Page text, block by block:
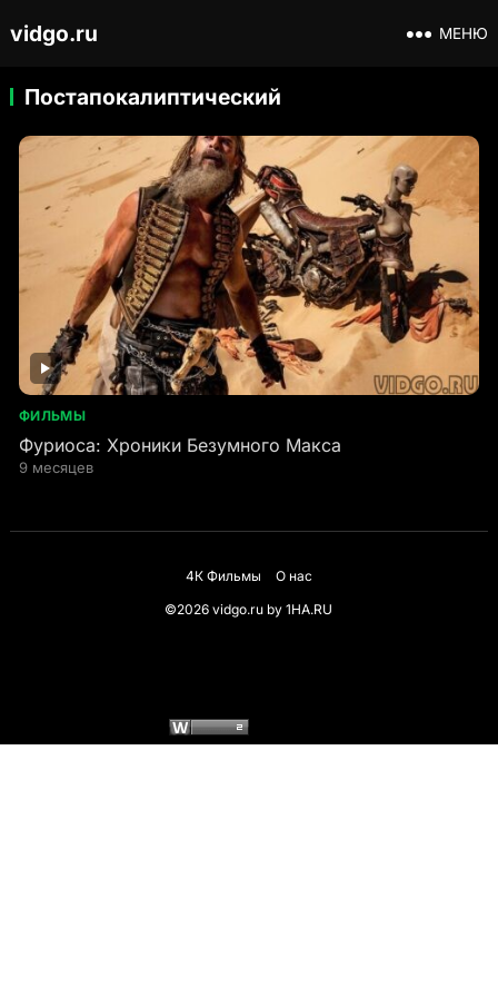
vidgo.ru МЕНЮ
Постапокалиптический
ФИЛЬМЫ
Фуриоса: Хроники Безумного Макса
9 месяцев
4К Фильмы
О нас
©2026 vidgo.ru by1HA.RU